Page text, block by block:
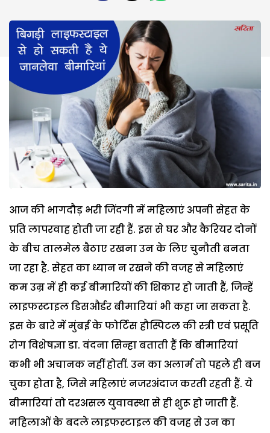
आज की भागदौड़ भरी जिंदगी में महिलाएं अपनी सेहत के
प्रति लापरवाह होती जा रही हैं. इस से घर और कैरियर दोनों
के बीच तालमेल बैठाए रखना उन के लिए चुनौती बनता
जा रहा है. सेहत का ध्यान न रखने की वजह से महिलाएं
कम उम्र में ही कई बीमारियों की शिकार हो जाती हैं, जिन्हें
लाइफस्टाइल डिसऔर्डर बीमारियां भी कहा जा सकता है.
इस के बारे में मुंबई के फोर्टिस हौस्पिटल की स्त्री एवं प्रसूति
रोग विशेषज्ञा डा. वंदना सिन्हा बताती हैं कि बीमारियां
कभी भी अचानक नहीं होतीं. उन का अलार्म तो पहले ही बज
चुका होता है, जिसे महिलाएं नजरअंदाज करती रहती हैं. ये
बीमारियां तो दरअसल युवावस्था से ही शुरू हो जाती हैं.
महिलाओं के बदले लाइफस्टाइल की वजह से उन का